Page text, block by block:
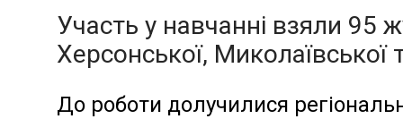
Участь у навчанні взяли 95
Херсонської, Миколаївської
До роботи долучилися